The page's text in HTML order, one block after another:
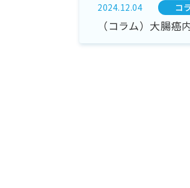
2024.12.04 コ
（コラム）大腸